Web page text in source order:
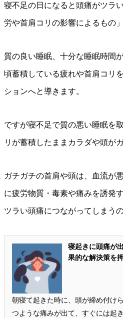
寝不足の日になると頭痛がツラ
労や首肩コリの影響によるもの
質の良い睡眠、十分な睡眠時間
頃蓄積している疲れや首肩コリ
ションへと導きます。
ですが寝不足で質の悪い睡眠を
リが蓄積したままカラダや頭が
ガチガチの首肩や頭は、血流が
に疲労物質・毒素や痛みを誘発
ツラい頭痛につながってしまうの
寝起きに頭痛が
果的な解決策を
朝寝て起きた時に、頭が締め付け
つような痛みが出て、すぐには起